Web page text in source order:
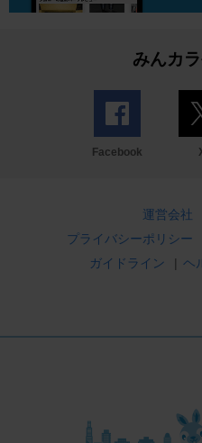
みんカ
Facebook
運営会社
プライバシーポリシー
ガイドライン
| ヘ